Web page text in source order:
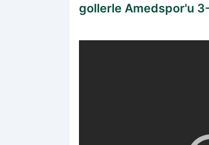
gollerle Amedspor'u